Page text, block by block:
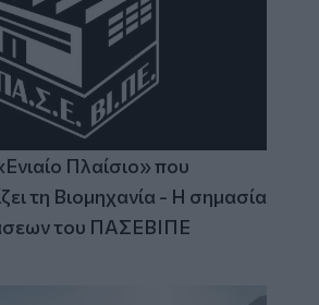
Πλαίσιο» που
τη Βιομηχανία - Η σημασία
του ΠΑΣΕΒΙΠΕ